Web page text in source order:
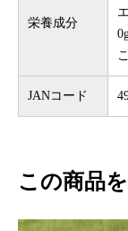
栄養成分
JANコード
この商品